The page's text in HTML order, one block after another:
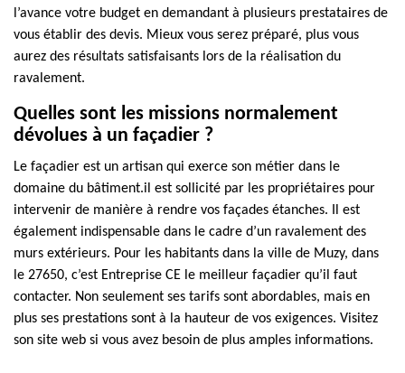
l’avance votre budget en demandant à plusieurs prestataires de
vous établir des devis. Mieux vous serez préparé, plus vous
aurez des résultats satisfaisants lors de la réalisation du
ravalement.
Quelles sont les missions normalement
dévolues à un façadier ?
Le façadier est un artisan qui exerce son métier dans le
domaine du bâtiment.il est sollicité par les propriétaires pour
intervenir de manière à rendre vos façades étanches. Il est
également indispensable dans le cadre d’un ravalement des
murs extérieurs. Pour les habitants dans la ville de Muzy, dans
le 27650, c’est Entreprise CE le meilleur façadier qu’il faut
contacter. Non seulement ses tarifs sont abordables, mais en
plus ses prestations sont à la hauteur de vos exigences. Visitez
son site web si vous avez besoin de plus amples informations.